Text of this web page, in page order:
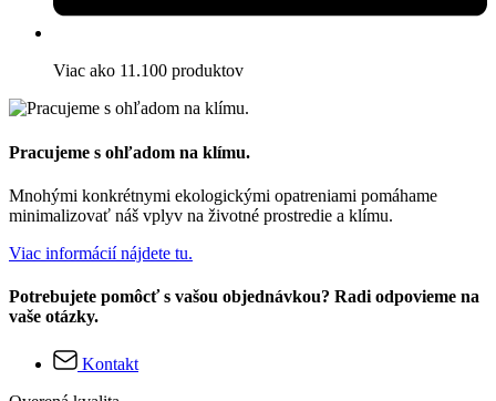
Viac ako 11.100 produktov
Pracujeme s ohľadom na klímu.
Mnohými konkrétnymi ekologickými opatreniami pomáhame
minimalizovať náš vplyv na životné prostredie a klímu.
Viac informácií nájdete tu.
Potrebujete pomôcť s vašou objednávkou? Radi odpovieme na
vaše otázky.
Kontakt